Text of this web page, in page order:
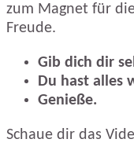
zum Magnet für
Freude.
Gib dich dir
Du hast alles
Genieße.
Schaue dir das